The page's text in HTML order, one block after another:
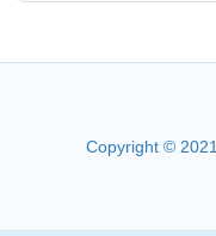
Copyright © 2021